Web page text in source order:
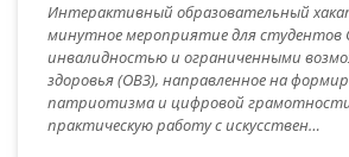
Интерактивный образовательный
минутное мероприятие для студентов
инвалидностью и ограниченными
здоровья (ОВЗ), направленное на
патриотизма и цифровой
практическую работу с искусствен…